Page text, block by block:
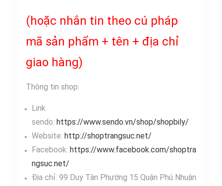
(hoặc nhắn tin theo cú pháp
mã sản phẩm + tên + địa chỉ
giao hàng)
Thông tin shop:
Link
sendo: https://www.sendo.vn/shop/shopbily/
Website: http://shoptrangsuc.net/
Facebook: https://www.facebook.com/shoptra
ngsuc.net/
Địa chỉ: 99 Duy Tân Phường 15 Quận Phú Nhuận